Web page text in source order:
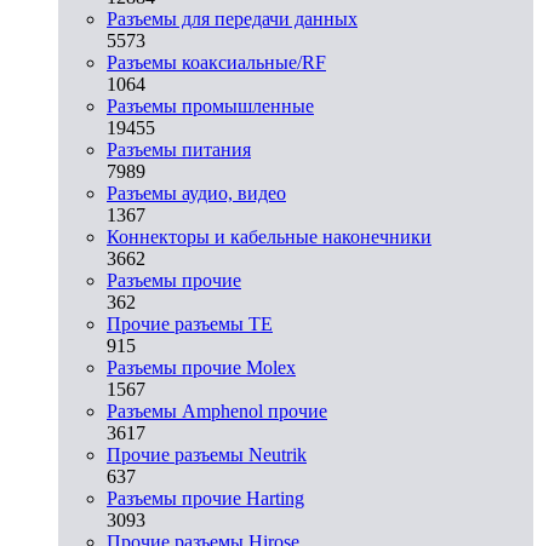
Разъeмы для передачи данных
5573
Разъeмы коаксиальные/RF
1064
Разъeмы промышленные
19455
Разъeмы питания
7989
Разъeмы аудио, видео
1367
Коннекторы и кабельные наконечники
3662
Разъeмы прочие
362
Прочие разъемы TE
915
Разъемы прочие Molex
1567
Разъемы Amphenol прочие
3617
Прочие разъемы Neutrik
637
Разъемы прочие Harting
3093
Прочие разъемы Hirose